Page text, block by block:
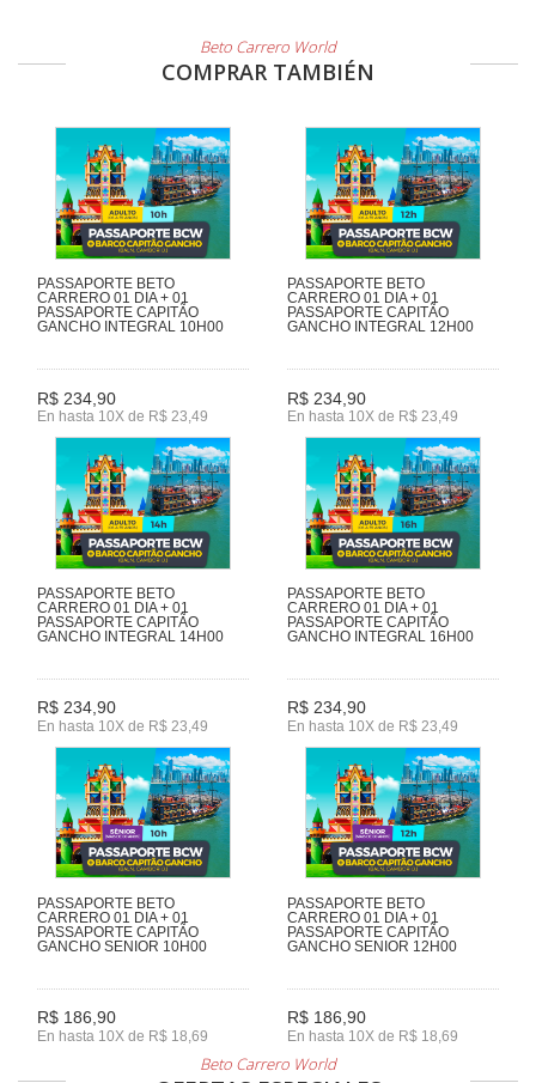
Beto Carrero World
COMPRAR TAMBIÉN
PASSAPORTE BETO
CARRERO 01 DIA + 01
PASSAPORTE CAPITÃO
GANCHO INTEGRAL 10H00
R$ 234,90
En hasta 10X de R$ 23,49
PASSAPORTE BETO
CARRERO 01 DIA + 01
PASSAPORTE CAPITÃO
GANCHO INTEGRAL 12H00
R$ 234,90
En hasta 10X de R$ 23,49
PASSAPORTE BETO
CARRERO 01 DIA + 01
PASSAPORTE CAPITÃO
GANCHO INTEGRAL 14H00
R$ 234,90
En hasta 10X de R$ 23,49
PASSAPORTE BETO
CARRERO 01 DIA + 01
PASSAPORTE CAPITÃO
GANCHO INTEGRAL 16H00
R$ 234,90
En hasta 10X de R$ 23,49
PASSAPORTE BETO
CARRERO 01 DIA + 01
PASSAPORTE CAPITÃO
GANCHO SENIOR 10H00
R$ 186,90
En hasta 10X de R$ 18,69
PASSAPORTE BETO
CARRERO 01 DIA + 01
PASSAPORTE CAPITÃO
GANCHO SENIOR 12H00
R$ 186,90
En hasta 10X de R$ 18,69
Beto Carrero World